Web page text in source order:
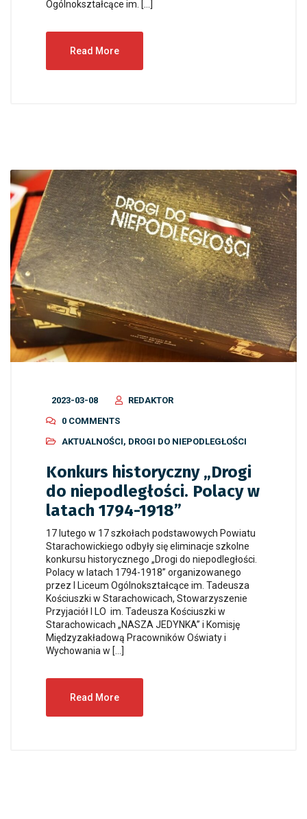
Ogólnokształcące im. […]
Read More
2023-03-08
REDAKTOR
0 COMMENTS
AKTUALNOŚCI, DROGI DO NIEPODLEGŁOŚCI
Konkurs historyczny „Drogi
do niepodległości. Polacy w
latach 1794-1918”
17 lutego w 17 szkołach podstawowych Powiatu
Starachowickiego odbyły się eliminacje szkolne
konkursu historycznego „Drogi do niepodległości.
Polacy w latach 1794-1918” organizowanego
przez I Liceum Ogólnokształcące im. Tadeusza
Kościuszki w Starachowicach, Stowarzyszenie
Przyjaciół I LO im. Tadeusza Kościuszki w
Starachowicach „NASZA JEDYNKA” i Komisję
Międzyzakładową Pracowników Oświaty i
Wychowania w […]
Read More